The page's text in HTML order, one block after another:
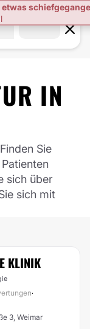
IN
Sie
sich über
sich mit
KLINIK
·
3, Weimar